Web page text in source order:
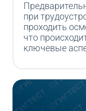
при
проходить
что
ключевые